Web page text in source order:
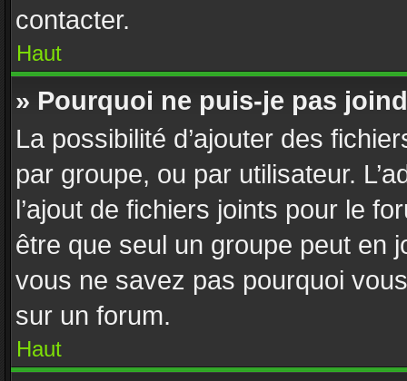
contacter.
Haut
» Pourquoi ne puis-je pas
La possibilité d’ajouter des
par groupe, ou par utilisateur.
l’ajout de fichiers joints pour le
être que seul un groupe peut en
vous ne savez pas pourquoi
sur un forum.
Haut